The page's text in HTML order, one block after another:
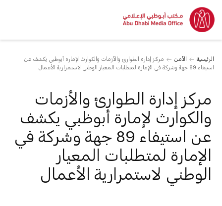
الرئيسية الأمن
مركز إدارة الطوارئ والأزمات والكوارث لإمارة أبوظبي يكشف عن
استيفاء 89 جهة وشركة في الإمارة لمتطلبات المعيار الوطني لاستمرارية الأعمال
مركز إدارة الطوارئ والأزمات
والكوارث لإمارة أبوظبي يكشف
عن استيفاء 89 جهة وشركة في
الإمارة لمتطلبات المعيار
الوطني لاستمرارية الأعمال